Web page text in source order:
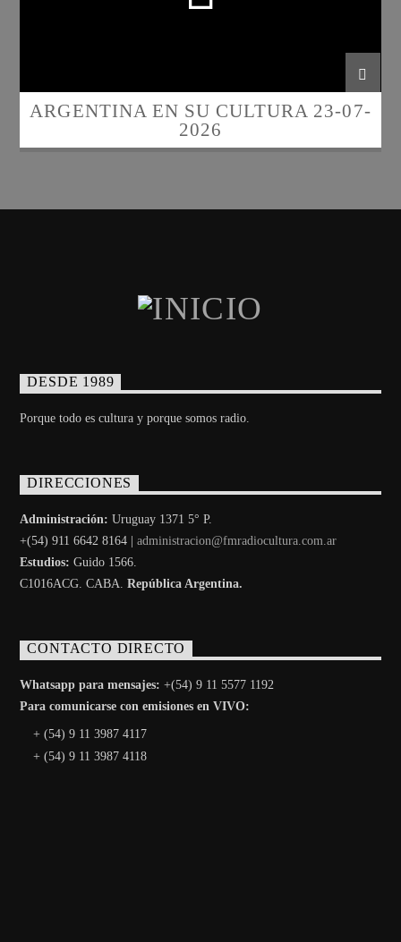
ARGENTINA EN SU CULTURA 23-07-
2026
DESDE 1989
Porque todo es cultura y porque somos radio.
DIRECCIONES
Administración: Uruguay 1371 5° P.
+(54) 911 6642 8164 |administracion@fmradiocultura.com.ar
Estudios: Guido 1566.
C1016ACG. CABA.República Argentina.
CONTACTO DIRECTO
Whatsapp para mensajes: +(54) 9 11 5577 1192
Para comunicarse con emisiones en VIVO:
+ (54) 9 11 3987 4117
+ (54) 9 11 3987 4118